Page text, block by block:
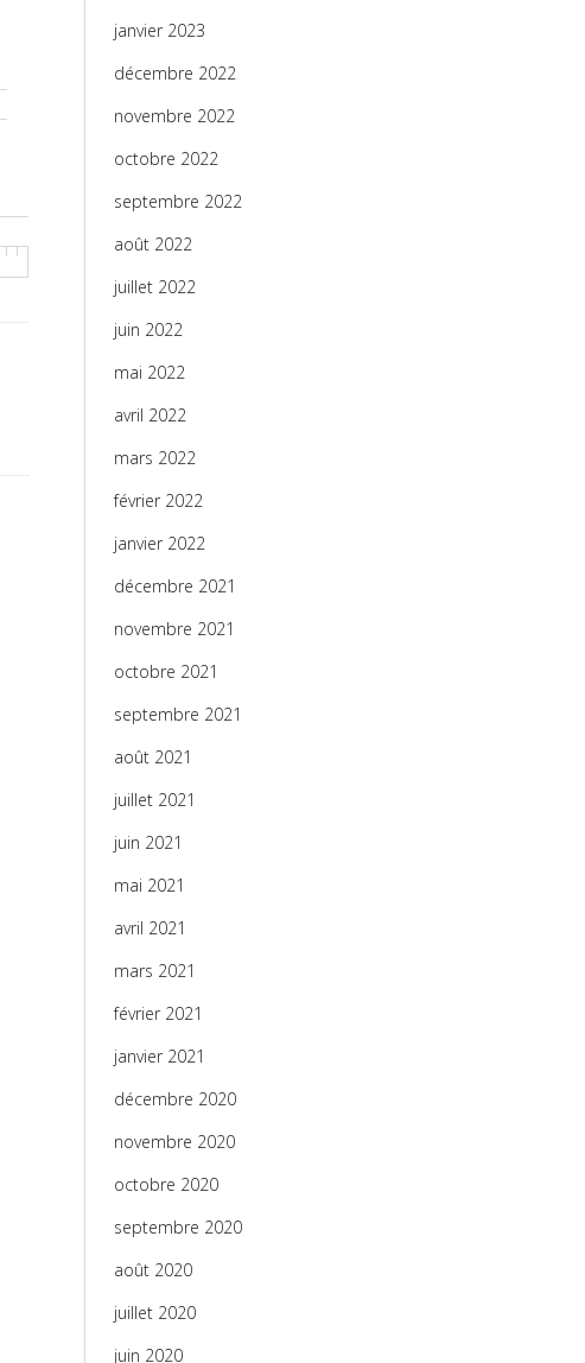
janvier 2023
décembre 2022
novembre 2022
octobre 2022
septembre 2022
août 2022
juillet 2022
juin 2022
mai 2022
avril 2022
mars 2022
février 2022
janvier 2022
décembre 2021
novembre 2021
octobre 2021
septembre 2021
août 2021
juillet 2021
juin 2021
mai 2021
avril 2021
mars 2021
février 2021
janvier 2021
décembre 2020
novembre 2020
octobre 2020
septembre 2020
août 2020
juillet 2020
juin 2020